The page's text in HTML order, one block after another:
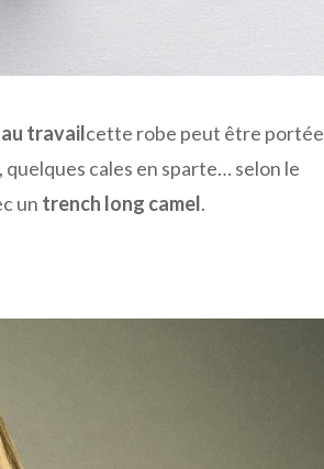
travailcette robe peut être portée
, quelques cales en sparte… selon le
un trench long camel.